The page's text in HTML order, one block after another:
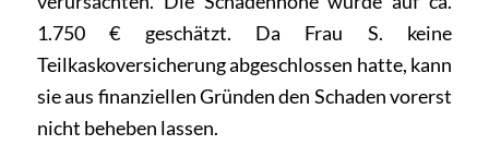
1.750 € geschätzt. Da Frau S. keine
Teilkaskoversicherung abgeschlossen hatte, kann
sie aus finanziellen Gründen den Schaden vorerst
nicht beheben lassen.